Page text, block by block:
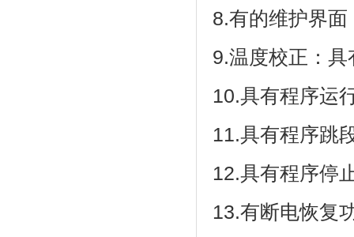
8.有的维护界面
9.温度校正：
10.具有程序运行
11.具有程序跳段
12.具有程序停止
13.有断电恢复功